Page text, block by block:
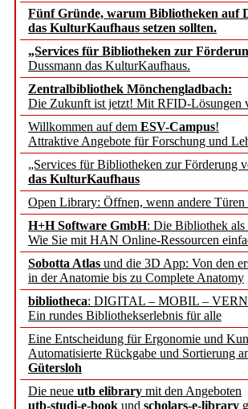
Fünf Gründe, warum Bibliotheken auf
das KulturKaufhaus setzen sollten.
„Services für Bibliotheken zur
Dussmann das KulturKaufhaus.
Zentralbibliothek Mönchengladbach:
Die Zukunft ist jetzt! Mit RFID-Lösungen
Willkommen auf dem ESV-Campus!
Attraktive Angebote für Forschung und
„Services für Bibliotheken zur Förderung
das KulturKaufhaus
Open Library: Öffnen, wenn andere Türen
H+H Software GmbH: Die Bibliothek
Wie Sie mit HAN Online-Ressourcen
Sobotta Atlas und die 3D App: Von den
in der Anatomie bis zu Complete Anatomy
bibliotheca: DIGITAL – MOBIL –
Ein rundes Bibliothekserlebnis für alle
Eine Entscheidung für Ergonomie und
Automatisierte Rückgabe und Sortierung
Gütersloh
Die neue utb elibrary mit den Angeboten
utb-studi-e-book und scholars-e-library
Segment
angepasst
konstruktiv!
Mohr Siebeck
und die
Francke
EBSCO
Sorbisches
Geschichte